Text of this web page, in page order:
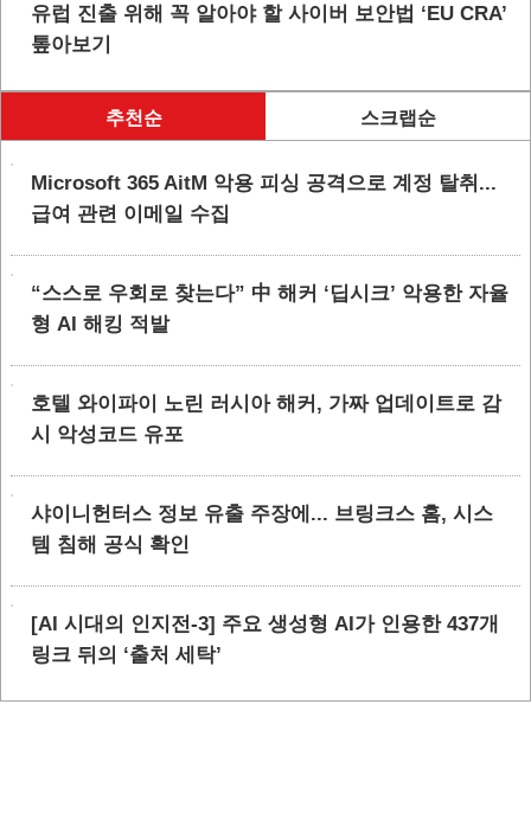
유럽 진출 위해 꼭 알아야 할 사이버 보안법 ‘EU CRA’
톺아보기
추천순 스크랩순
Microsoft 365 AitM 악용 피싱 공격으로 계정 탈취...
급여 관련 이메일 수집
“스스로 우회로 찾는다” 中 해커 ‘딥시크’ 악용한 자율
형 AI 해킹 적발
호텔 와이파이 노린 러시아 해커, 가짜 업데이트로 감
시 악성코드 유포
샤이니헌터스 정보 유출 주장에... 브링크스 홈, 시스
템 침해 공식 확인
[AI 시대의 인지전-3] 주요 생성형 AI가 인용한 437개
링크 뒤의 ‘출처 세탁’